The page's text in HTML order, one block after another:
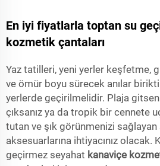
En iyi fiyatlarla toptan su
kozmetik çantaları
Yaz tatilleri, yeni yerler keşfetme,
ve ömür boyu sürecek anılar
yerlerde geçirilmelidir. Plaja
çıksanız ya da tropik bir cennete
tutan ve şık görünmenizi sağlayan
aksesuarlarına ihtiyacınız olacak.
geçirmez seyahat kanaviçe